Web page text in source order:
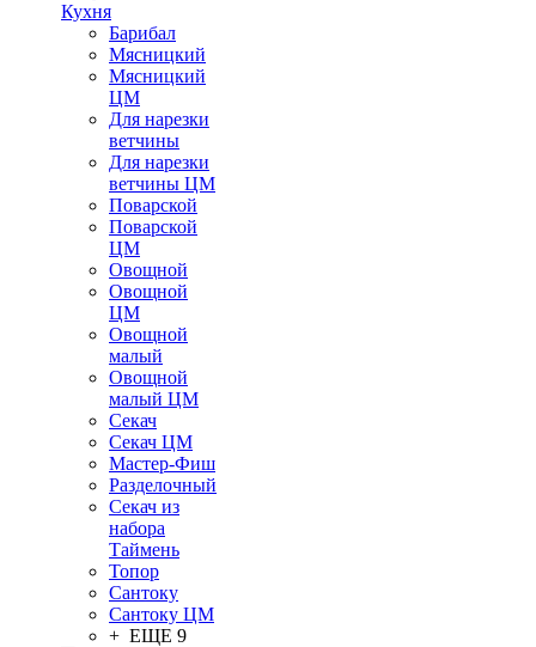
Кухня
Барибал
Мясницкий
Мясницкий
ЦМ
Для нарезки
ветчины
Для нарезки
ветчины ЦМ
Поварской
Поварской
ЦМ
Овощной
Овощной
ЦМ
Овощной
малый
Овощной
малый ЦМ
Секач
Секач ЦМ
Мастер-Фиш
Разделочный
Секач из
набора
Таймень
Топор
Сантоку
Сантоку ЦМ
+ ЕЩЕ 9